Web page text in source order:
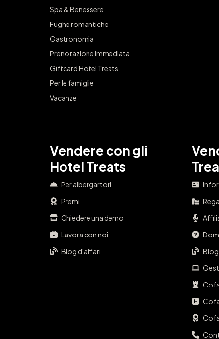
Spa & Benessere
Fughe romantiche
Gastronomia
Prenotazione immediata
Giftcard Hotel Treats
Per le famiglie
Vacanze
Vendere con gli
Hotel Treats
Per albergartori
Premi
Chiedere una demo
Lavora con noi
Blog d'affari
Blog